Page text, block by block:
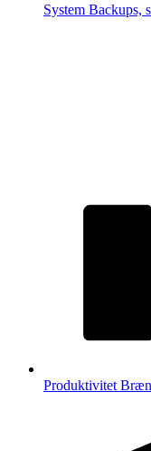
System Backups,
Produktivitet